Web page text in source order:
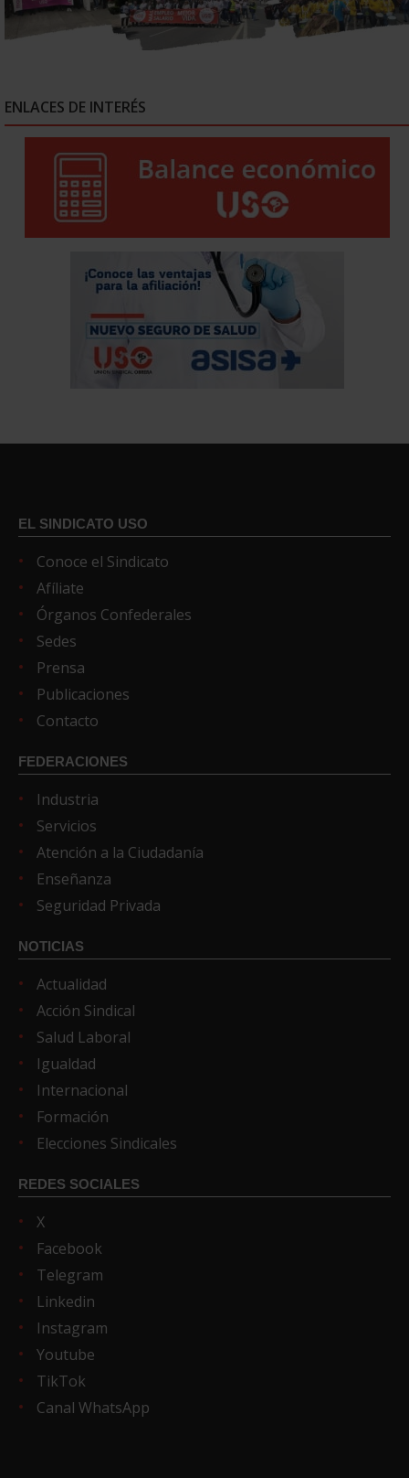
ENLACES DE INTERÉS
EL SINDICATO USO
Conoce el Sindicato
Afíliate
Órganos Confederales
Sedes
Prensa
Publicaciones
Contacto
FEDERACIONES
Industria
Servicios
Atención a la Ciudadanía
Enseñanza
Seguridad Privada
NOTICIAS
Actualidad
Acción Sindical
Salud Laboral
Igualdad
Internacional
Formación
Elecciones Sindicales
REDES SOCIALES
X
Facebook
Telegram
Linkedin
Instagram
Youtube
TikTok
Canal WhatsApp